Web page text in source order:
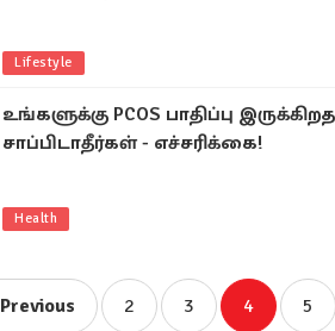
Lifestyle
உங்களுக்கு PCOS பாதிப்பு
சாப்பிடாதீர்கள் - எச்சரிக்கை!
Health
Previous 2 3 4 5